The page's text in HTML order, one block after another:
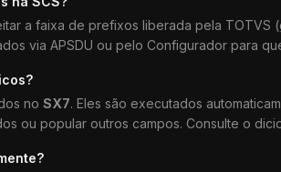
a faixa de prefixos liberada pela TOTVS
via APSDU ou pelo Configurador para
no SX7. Eles são executados
ou popular outros campos. Consulte o